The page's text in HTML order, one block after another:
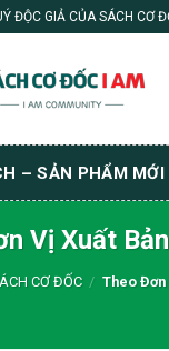
ĐỘC GIẢ CỦA SÁCH CƠ
– SẢN PHẨM MỚI
Vị Xuất Bản
CƠ ĐỐC / Theo Đơn